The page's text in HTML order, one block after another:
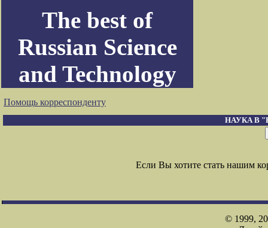
The best of
Russian Science
and Technology
Помощь корреспонденту
НАУКА В
Если Вы хотите стать нашим
© 1999,